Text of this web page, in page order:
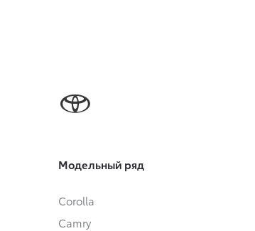
Модельный ряд
Corolla
Camry